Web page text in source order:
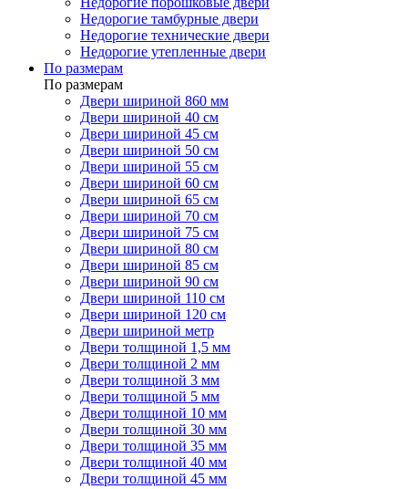
Недорогие тамбурные двери
Недорогие технические двери
Недорогие утепленные двери
По размерам
По размерам
Двери шириной 860 мм
Двери шириной 40 см
Двери шириной 45 см
Двери шириной 50 см
Двери шириной 55 см
Двери шириной 60 см
Двери шириной 65 см
Двери шириной 70 см
Двери шириной 75 см
Двери шириной 80 см
Двери шириной 85 см
Двери шириной 90 см
Двери шириной 110 см
Двери шириной 120 см
Двери шириной метр
Двери толщиной 1,5 мм
Двери толщиной 2 мм
Двери толщиной 3 мм
Двери толщиной 5 мм
Двери толщиной 10 мм
Двери толщиной 30 мм
Двери толщиной 35 мм
Двери толщиной 40 мм
Двери толщиной 45 мм